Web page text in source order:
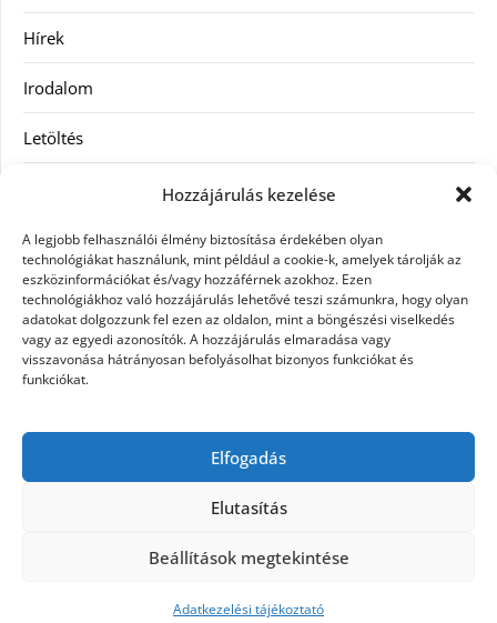
Hozzájárulás kezelése
A legjobb felhasználói élmény biztosítása érdekében olyan
technológiákat használunk, mint például a cookie-k, amelyek tárolják az
eszközinformációkat és/vagy hozzáférnek azokhoz. Ezen
technológiákhoz való hozzájárulás lehetővé teszi számunkra, hogy olyan
adatokat dolgozzunk fel ezen az oldalon, mint a böngészési viselkedés
vagy az egyedi azonosítók. A hozzájárulás elmaradása vagy
visszavonása hátrányosan befolyásolhat bizonyos funkciókat és
funkciókat.
Elfogadás
Elutasítás
Beállítások megtekintése
Adatkezelési tájékoztató
Hírek
Irodalom
Letöltés
SEO
Szolgáltatás
Szórakozás
Táskák
Vásárlás-Eladás
Webáruház
Newspaperly WordPress Theme